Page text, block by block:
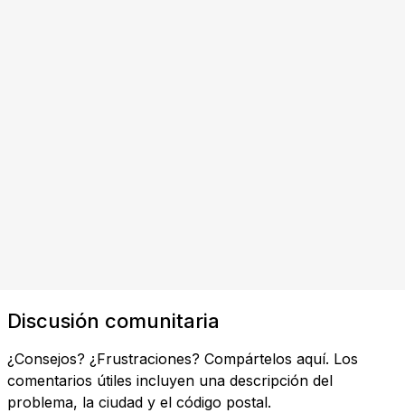
Discusión comunitaria
¿Consejos? ¿Frustraciones? Compártelos aquí. Los
comentarios útiles incluyen una descripción del
problema, la ciudad y el código postal.